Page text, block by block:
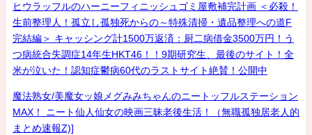
ヒウラッフルのハーニーフィニッシュゴミ屋敷補完計画 ＜必殺！
生前整理人！孤立し孤独死からの～特殊清掃・遺品整理への道F
完結編＞ キャッシング計1500万返済：厨二病借金3500万円！う
つ病統合失調症14年生HKT46！！9期研究生、最後のサイト！全
米が泣いた！認知症鬱病60代のラストサイト絶賛！公開中
魔法熟女/美魔女ッ娘メグみみちゃんのニートッフルステーション
MAX！ ニート仙人仙女の映画三昧老後生活！（無職孤独居老人的
まとめ速報Z)]